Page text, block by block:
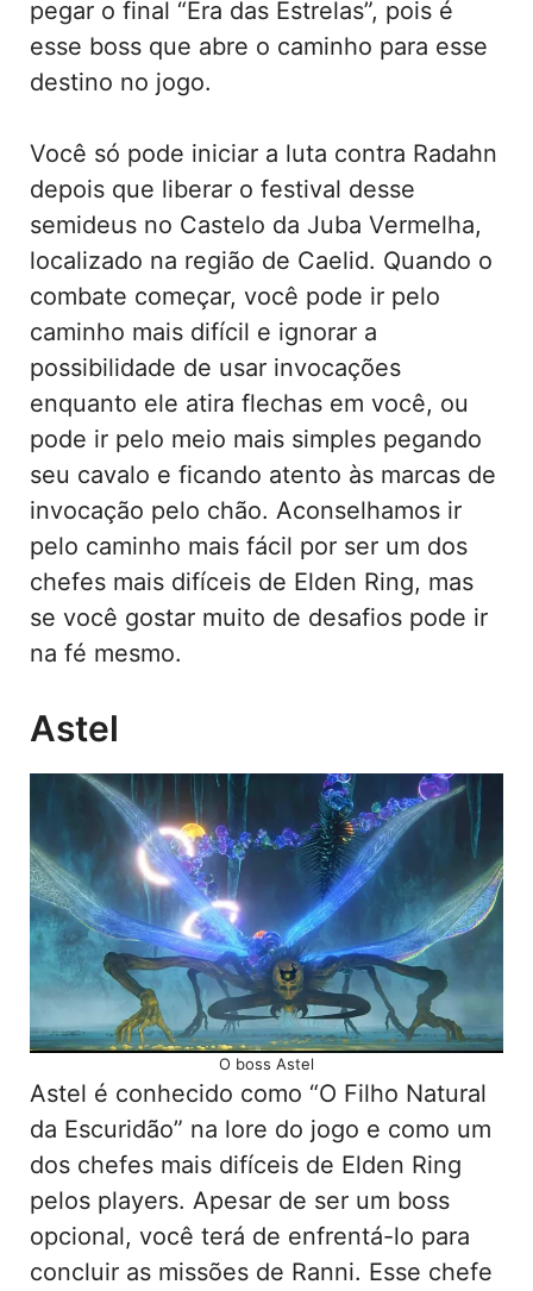
pegar o final “Era das Estrelas”, pois é
esse boss que abre o caminho para esse
destino no jogo.
Você só pode iniciar a luta contra Radahn
depois que liberar o festival desse
semideus no Castelo da Juba Vermelha,
localizado na região de Caelid. Quando o
combate começar, você pode ir pelo
caminho mais difícil e ignorar a
possibilidade de usar invocações
enquanto ele atira flechas em você, ou
pode ir pelo meio mais simples pegando
seu cavalo e ficando atento às marcas de
invocação pelo chão. Aconselhamos ir
pelo caminho mais fácil por ser um dos
chefes mais difíceis de Elden Ring, mas
se você gostar muito de desafios pode ir
na fé mesmo.
Astel
O boss Astel
Astel é conhecido como “O Filho Natural
da Escuridão” na lore do jogo e como um
dos chefes mais difíceis de Elden Ring
pelos players. Apesar de ser um boss
opcional, você terá de enfrentá-lo para
concluir as missões de Ranni. Esse chefe